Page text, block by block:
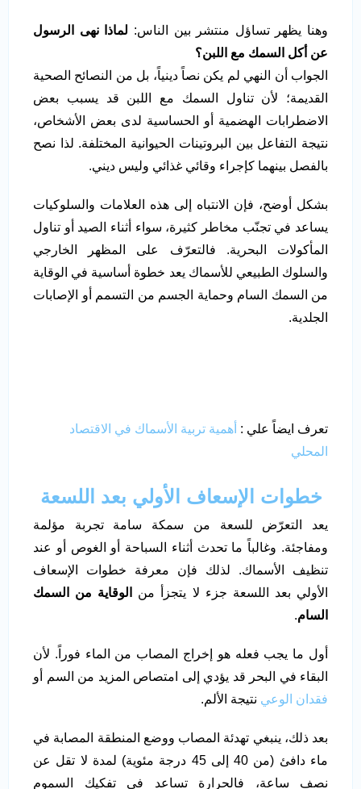
وهنا يظهر تساؤل منتشر بين الناس: لماذا نهى الرسول
عن أكل السمك مع اللبن؟
الجواب أن النهي لم يكن نصاً دينياً، بل من النصائح الصحية
القديمة؛ لأن تناول السمك مع اللبن قد يسبب بعض
الاضطرابات الهضمية أو الحساسية لدى بعض الأشخاص،
نتيجة التفاعل بين البروتينات الحيوانية المختلفة. لذا نصح
بالفصل بينهما كإجراء وقائي غذائي وليس ديني.
بشكل أوضح، فإن الانتباه إلى هذه العلامات والسلوكيات
يساعد في تجنّب مخاطر كثيرة، سواء أثناء الصيد أو تناول
المأكولات البحرية. فالتعرّف على المظهر الخارجي
والسلوك الطبيعي للأسماك يعد خطوة أساسية في الوقاية
من السمك السام وحماية الجسم من التسمم أو الإصابات
الجلدية.
تعرف ايضاً علي : أهمية تربية الأسماك في الاقتصاد
المحلي
خطوات الإسعاف الأولي بعد اللسعة
يعد التعرّض للسعة من سمكة سامة تجربة مؤلمة
ومفاجئة. وغالباً ما تحدث أثناء السباحة أو الغوص أو عند
تنظيف الأسماك. لذلك فإن معرفة خطوات الإسعاف
الأولي بعد اللسعة جزء لا يتجزأ من
الوقاية من السمك
السام.
أول ما يجب فعله هو إخراج المصاب من الماء فوراً. لأن
البقاء في البحر قد يؤدي إلى امتصاص المزيد من السم أو
فقدان الوعي نتيجة الألم.
بعد ذلك، ينبغي تهدئة المصاب ووضع المنطقة المصابة في
ماء دافئ (من 40 إلى 45 درجة مئوية) لمدة لا تقل عن
نصف ساعة، فالحرارة تساعد في تفكيك السموم